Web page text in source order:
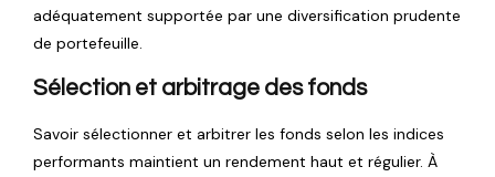
adéquatement supportée par une diversification prudente
de portefeuille.
Sélection et arbitrage des fonds
Savoir sélectionner et arbitrer les fonds selon les indices
performants maintient un rendement haut et régulier. À